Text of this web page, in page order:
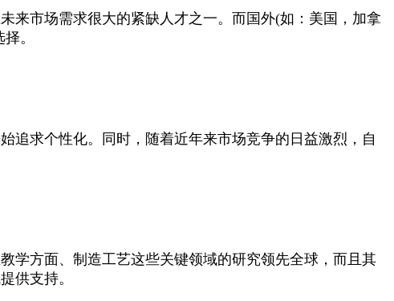
来市场需求很大的紧缺人才之一。而国外(如：美国，加拿
。
追求个性化。同时，随着近年来市场竞争的日益激烈，自
学方面、制造工艺这些关键领域的研究领先全球，而且其
供支持。